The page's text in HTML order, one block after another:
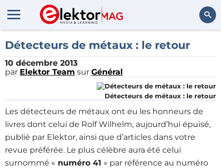
Rechercher
Détecteurs de métaux : le retour
10 décembre 2013
par Elektor Team sur Général
Détecteurs de métaux : le retour
Les détecteurs de métaux ont eu les honneurs de
livres dont celui de Rolf Wilhelm, aujourd’hui épuisé,
publié par Elektor, ainsi que d’articles dans votre
revue préférée. Le plus célèbre aura été celui
surnommé « numéro 41 » par référence au numéro